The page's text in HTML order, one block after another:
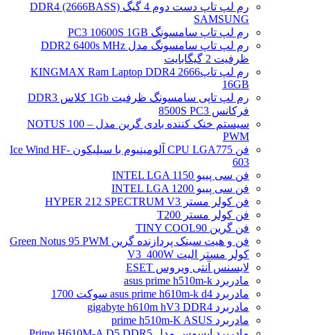
رم لپ تاپ دست دوم 4 گیگ DDR4 (2666BASS)
SAMSUNG
رم لپ تاپ سامسونگ PC3 10600S 1GB
رم لپ تاپ سامسونگ مدل DDR2 6400s MHz
ظرفیت 2 گیگابایت
رم لپ تاپ2666 KINGMAX Ram Laptop DDR4
16GB
رم لپ تاپی سامسونگ ظرفیت 1Gb کلاس DDR3
فرکانس 8500S PC3
سیستم خنک کننده بادی گرین مدل NOTUS 100 –
PWM
فن CPU LGA775 آلومینیوم با سیلیکون Ice Wind HF-
603
فن سی پییو INTEL LGA 1150
فن سی پییو INTEL LGA 1200
فن کولر مستر HYPER 212 SPECTRUM V3
فن کولر مستر T200
فن گرین TINY COOL90
فن و هیت سینک پردازنده گرین Green Notus 95 PWM
کولر مستر الیت V3_400W
لایسنس آنتی ویروس ESET
مادربرد asus prime h510m-k
مادربرد asus prime h610m-k d4 سوکت 1700
مادربرد gigabyte h610m hV3 DDR4
مادربرد prime h510m-K ASUS